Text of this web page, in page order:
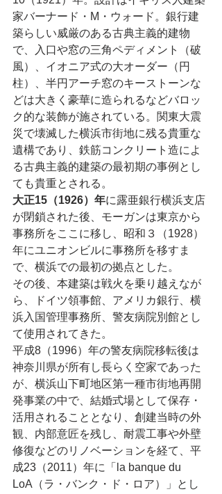
家バーナード・M・ウォード。銀行建
築らしい威厳のある古典主義的建物
で、入口や窓の三角ペディメント（破
風）、イオニア式の大オーダー（円
柱）、半円アーチ窓のキーストーンな
どは大きく豪華に造られるなどバロッ
ク的な装飾が施されている。関東大震
災で壊滅した横浜市街地に残る貴重な
遺構であり、鉄筋コンクリート造によ
る古典主義的建築の最初期の事例とし
ても貴重とされる。
大正15（1926）年に露亜銀行横浜支店
が閉鎖された後、モーガンは東京から
事務所をここに移し、昭和３（1928）
年にユニオンビルに事務所を移すま
で、横浜での最初の拠点とした。
その後、本建築は戦火を乗り越えなが
ら、ドイツ領事館、アメリカ銀行、横
浜入国管理事務所、警友病院別館とし
て使用されてきた。
平成8（1996）年の警友病院移転後は
神奈川県が所有し長らく空家であった
が、横浜山下町地区第一種市街地再開
発事業の中で、結婚式場として保存・
活用されることとなり、創建当時の外
観、内部意匠を残し、耐震工事や外壁
修復などのリノベーションを経て、平
成23（2011）年に「la banque du
LoA（ラ・バンク・ド・ロア）」とし